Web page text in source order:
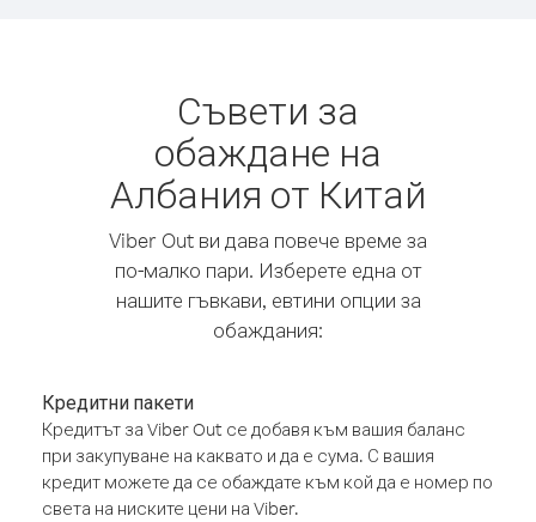
Съвети за
обаждане на
Албания от Китай
Viber Out ви дава повече време за
по-малко пари. Изберете една от
нашите гъвкави, евтини опции за
обаждания:
Кредитни пакети
Кредитът за Viber Out се добавя към вашия баланс
при закупуване на каквато и да е сума. С вашия
кредит можете да се обаждате към кой да е номер по
света на ниските цени на Viber.